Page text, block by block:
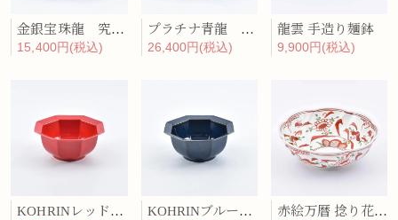
金銀宝珠龍 究極のラーメン鉢
15,400円(税込)
プラチナ青龍 究極のラーメン鉢
26,400円(税込)
龍雲 手造り麺鉢
9,900円(税込)
KOHRINレッド 八角鉢
KOHRINブルー 八角鉢
赤絵万暦 捻り花形菓子鉢